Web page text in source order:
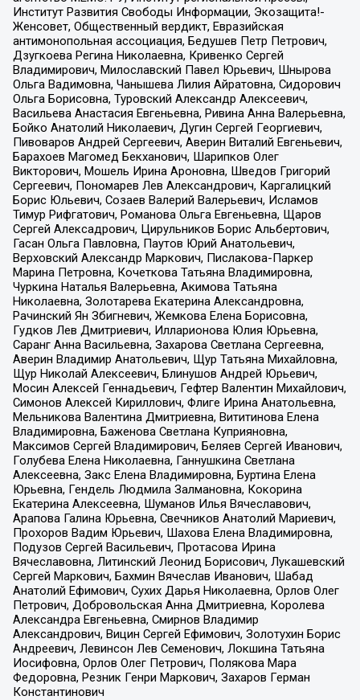
Институт Развития Свободы Информации, Экозащита!-
Женсовет, Общественный вердикт, Евразийская
антимонопольная ассоциация, Бедушев Петр Петрович,
Дзугкоева Регина Николаевна, Кривенко Сергей
Владимирович, Милославский Павел Юрьевич, Шнырова
Ольга Вадимовна, Чанышева Лилия Айратовна, Сидорович
Ольга Борисовна, Туровский Александр Алексеевич,
Васильева Анастасия Евгеньевна, Ривина Анна Валерьевна,
Бойко Анатолий Николаевич, Дугин Сергей Георгиевич,
Пивоваров Андрей Сергеевич, Аверин Виталий Евгеньевич,
Барахоев Магомед Бекханович, Шарипков Олег
Викторович, Мошель Ирина Ароновна, Шведов Григорий
Сергеевич, Пономарев Лев Александрович, Каргалицкий
Борис Юльевич, Созаев Валерий Валерьевич, Исламов
Тимур Рифгатович, Романова Ольга Евгеньевна, Щаров
Сергей Алексадрович, Цирульников Борис Альбертович,
Гасан Ольга Павловна, Паутов Юрий Анатольевич,
Верховский Александр Маркович, Пислакова-Паркер
Марина Петровна, Кочеткова Татьяна Владимировна,
Чуркина Наталья Валерьевна, Акимова Татьяна
Николаевна, Золотарева Екатерина Александровна,
Рачинский Ян Збигневич, Жемкова Елена Борисовна,
Гудков Лев Дмитриевич, Илларионова Юлия Юрьевна,
Саранг Анна Васильевна, Захарова Светлана Сергеевна,
Аверин Владимир Анатольевич, Щур Татьяна Михайловна,
Щур Николай Алексеевич, Блинушов Андрей Юрьевич,
Мосин Алексей Геннадьевич, Гефтер Валентин Михайлович,
Симонов Алексей Кириллович, Флиге Ирина Анатольевна,
Мельникова Валентина Дмитриевна, Вититинова Елена
Владимировна, Баженова Светлана Куприяновна,
Максимов Сергей Владимирович, Беляев Сергей Иванович,
Голубева Елена Николаевна, Ганнушкина Светлана
Алексеевна, Закс Елена Владимировна, Буртина Елена
Юрьевна, Гендель Людмила Залмановна, Кокорина
Екатерина Алексеевна, Шуманов Илья Вячеславович,
Арапова Галина Юрьевна, Свечников Анатолий Мариевич,
Прохоров Вадим Юрьевич, Шахова Елена Владимировна,
Подузов Сергей Васильевич, Протасова Ирина
Вячеславовна, Литинский Леонид Борисович, Лукашевский
Сергей Маркович, Бахмин Вячеслав Иванович, Шабад
Анатолий Ефимович, Сухих Дарья Николаевна, Орлов Олег
Петрович, Добровольская Анна Дмитриевна, Королева
Александра Евгеньевна, Смирнов Владимир
Александрович, Вицин Сергей Ефимович, Золотухин Борис
Андреевич, Левинсон Лев Семенович, Локшина Татьяна
Иосифовна, Орлов Олег Петрович, Полякова Мара
Федоровна, Резник Генри Маркович, Захаров Герман
Константинович